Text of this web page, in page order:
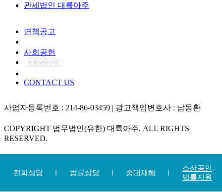
전화상담 법률상담 중대재해
소상공인
법률지원
관세법인 대륙아주
면책공고
사회공헌
CONTACT US
사업자등록번호 : 214-86-03459 | 광고책임변호사 : 남동환
COPYRIGHT 법무법인(유한) 대륙아주. ALL RIGHTS
RESERVED.